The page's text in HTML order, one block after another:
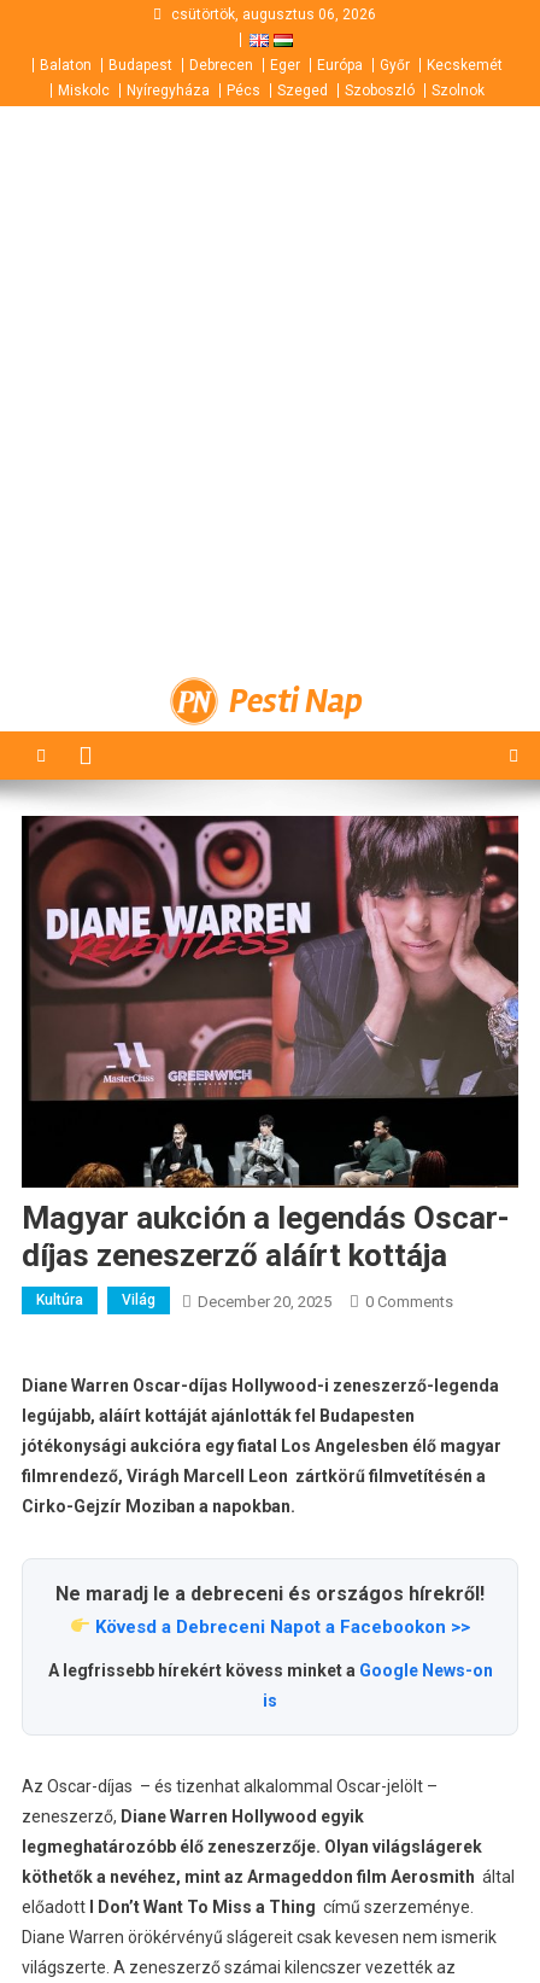
content
csütörtök, augusztus 06, 2026
Balaton Budapest Debrecen Eger Európa Győr
Kecskemét
Miskolc
Nyíregyháza Pécs Szeged Szoboszló Szolnok
Pesti Nap
Magyar aukción a legendás Oscar-
díjas zeneszerző aláírt kottája
Kultúra Világ December 20, 2025 0 Comments
Diane Warren Oscar-díjas Hollywood-i zeneszerző-legenda
legújabb, aláírt kottáját ajánlották fel Budapesten
jótékonysági aukcióra egy fiatal Los Angelesben élő magyar
filmrendező, Virágh Marcell Leon zártkörű filmvetítésén a
Cirko-Gejzír Moziban a napokban.
Ne maradj le a debreceni és országos hírekről!
Kövesd a Debreceni Napot a Facebookon >>
A legfrissebb hírekért kövess minket a Google News-on
is
Az Oscar-díjas – és tizenhat alkalommal Oscar-jelölt –
zeneszerző, Diane Warren Hollywood egyik
legmeghatározóbb élő zeneszerzője. Olyan világslágerek
köthetők a nevéhez, mint az Armageddon film Aerosmith által
előadottI Don’t Want To Miss a Thing című szerzeménye.
Diane Warren örökérvényű slágereit csak kevesen nem ismerik
világszerte. A zeneszerző számai kilencszer vezették az